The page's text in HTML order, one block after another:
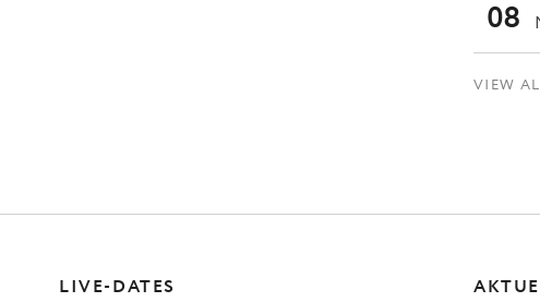
08
VIEW
LIVE-DATES